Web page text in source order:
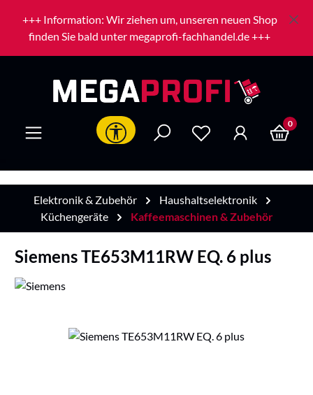
Zum Hauptinhalt springen
+++ Information: Wir ziehen um, unseren neuen Shop
finden Sie bald unter megaprofi-fachhandel.de +++
Werkzeugleiste anzeigen 0
Elektronik & Zubehör
Haushaltselektronik
Küchengeräte
Kaffeemaschinen & Zubehör
Siemens TE653M11RW EQ. 6 plus
Bildergalerie überspringen